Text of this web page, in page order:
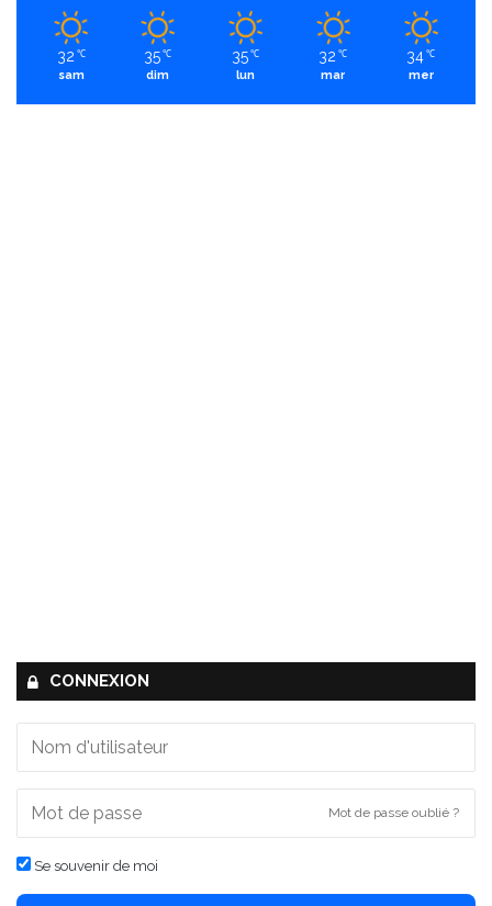
32 ℃
sam
35 ℃
dim
35 ℃
lun
32 ℃
mar
34 ℃
mer
CONNEXION
Mot de passe oublié ?
Se souvenir de moi